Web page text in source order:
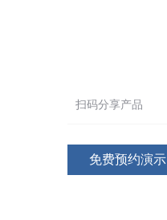
扫码分享产品
免费预约演示